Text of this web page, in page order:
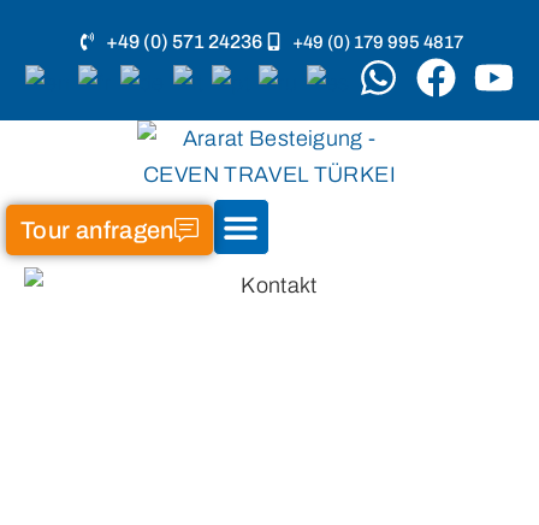
+49 (0) 571 24236 +49 (0) 179 995 4817
Tour anfragen